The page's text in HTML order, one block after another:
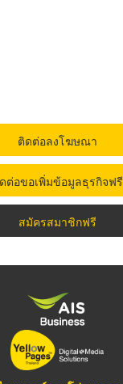
ติดต่อลงโฆษณา
ต่อขอเพิ่มข้อมูลธุรกิจฟรี
สมัครสมาชิกฟรี